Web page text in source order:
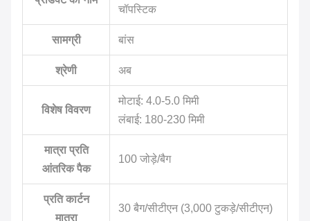
चॉपस्टिक
सामग्री बांस
श्रेणी अब
विशेष विवरण
मोटाई: 4.0-5.0 मिमी
लंबाई: 180-230 मिमी
मात्रा प्रति
आंतरिक पैक
100 जोड़े/बैग
प्रति कार्टन
मात्रा
30 बैग/सीटीएन (3,000 टुकड़े/सीटीएन)